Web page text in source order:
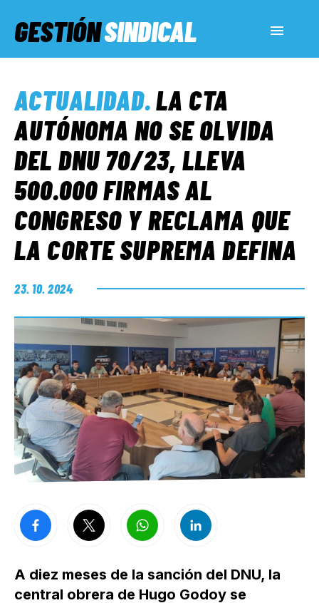
GESTIÓNSINDICAL
SERVICIOS SOCIALES
INFORMES ESPECIALES
FUERA DE MEGÁFONO
ACTUALIDAD.LA CTA
AUTÓNOMA NO SE OLVIDA
DEL DNU 70/23, LLEVA
500.000 FIRMAS AL
CONGRESO Y RECLAMA QUE
LA CORTE SUPREMA DEFINA
23. 10. 2024
A diez meses de la sanción del DNU, la
central obrera de Hugo Godoy se